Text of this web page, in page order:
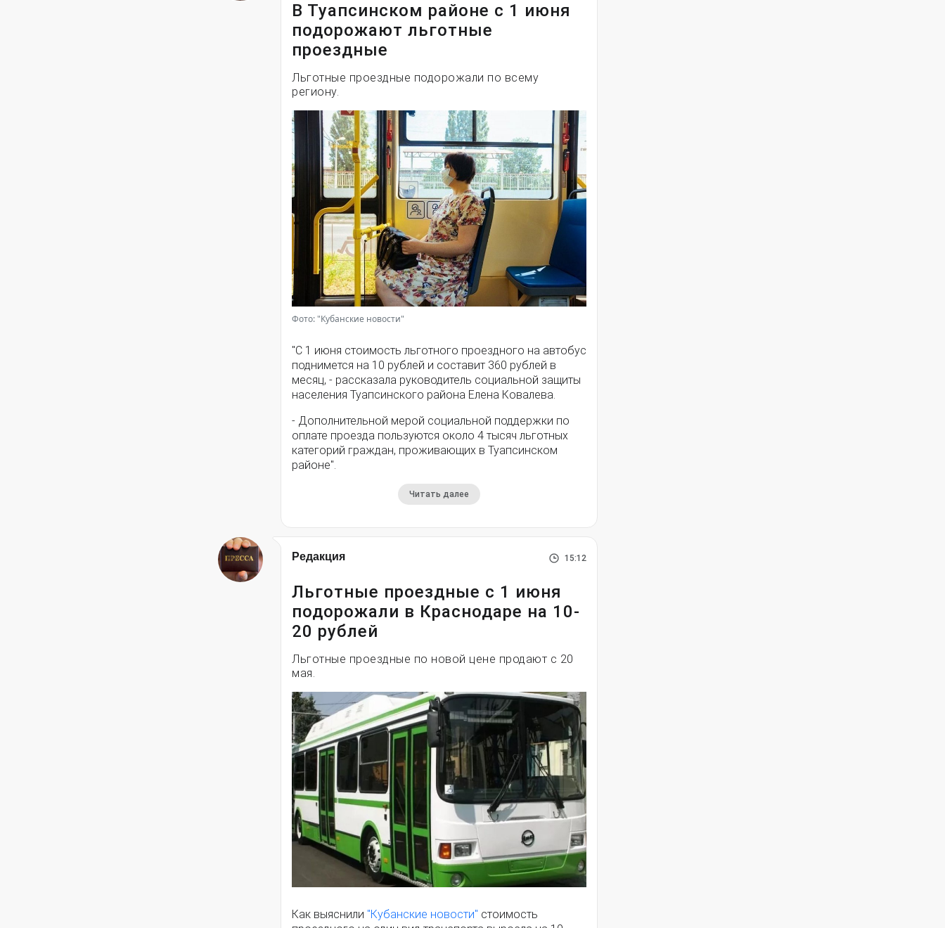
В Туапсинском районе с 1 июня
подорожают льготные
проездные
Льготные проездные подорожали по всему
региону.
Фото: "Кубанские новости"
"С 1 июня стоимость льготного проездного на автобус
поднимется на 10 рублей и составит 360 рублей в
месяц, - рассказала руководитель социальной защиты
населения Туапсинского района Елена Ковалева.
- Дополнительной мерой социальной поддержки по
оплате проезда пользуются около 4 тысяч льготных
категорий граждан, проживающих в Туапсинском
районе".
Читать далее
Редакция 15:12
Льготные проездные с 1 июня
подорожали в Краснодаре на 10-
20 рублей
Льготные проездные по новой цене продают с 20
мая.
Как выяснили "Кубанские новости" стоимость